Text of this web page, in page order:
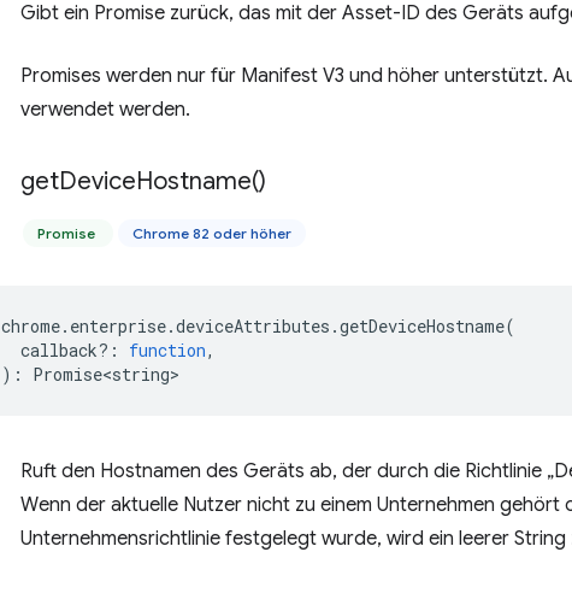
Gibt ein Promise zurück, das mit der Asset-ID des Geräts
Promises werden nur für Manifest V3 und höher unterstützt.
verwendet werden.
getDeviceHostname()
Promise Chrome 82 oder höher
chrome. enterprise.deviceAttributes .getDeviceHostname(
callback? : function,
) : Promise<string>
Ruft den Hostnamen des Geräts ab, der durch die Richtlinie
Wenn der aktuelle Nutzer nicht zu einem Unternehmen gehört
Unternehmensrichtlinie festgelegt wurde, wird ein leerer